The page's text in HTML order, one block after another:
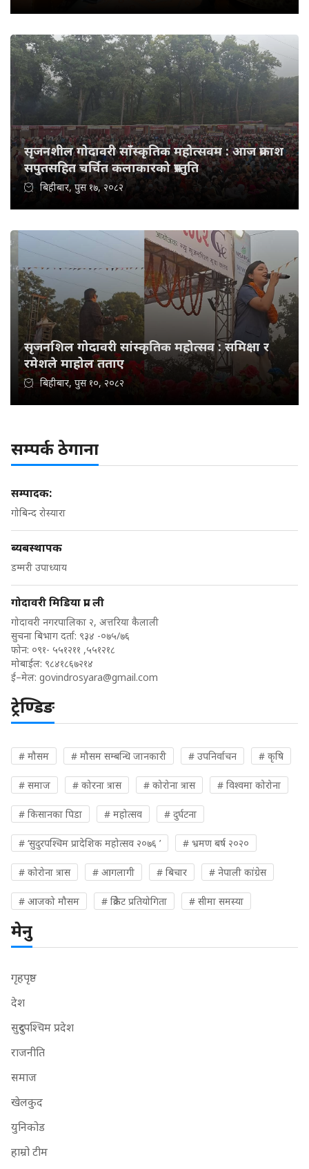
सृजनशील गोदावरी साँस्कृतिक महोत्सवम : आज प्रकाश
सपुतसहित चर्चित कलाकारको प्रस्तुति
बिहीबार, पुस १७, २०८२
सृजनशिल गोदावरी सांस्कृतिक महोत्सव : समिक्षा र
रमेशले माहोल तताए
बिहीबार, पुस १०, २०८२
सम्पर्क ठेगाना
सम्पादक:
गोबिन्द रोस्यारा
ब्यबस्थापक
डम्मरी उपाध्याय
गोदावरी मिडिया प्रा. ली
गोदावरी नगरपालिका २, अत्तरिया कैलाली
सुचना बिभाग दर्ता: ९३४ -०७५/७६
फोन: ०९१- ५५१२११ ,५५१२१८
मोबाईल: ९८४१८६७२१४
ई–मेल: govindrosyara@gmail.com
ट्रेण्डिङ
# मौसम # मौसम सम्बन्धि जानकारी # उपनिर्वाचन # कृषि
# समाज # कोरना त्रास # कोरोना त्रास # विश्वमा कोरोना
# किसानका पिडा # महोत्सव # दुर्घटना
# ‘सुदुरपश्चिम प्रादेशिक महोत्सव २०७६ ’ # भ्रमण बर्ष २०२०
# कोरोना त्रास # आगलागी # बिचार # नेपाली कांग्रेस
# आजको मौसम # क्रिकेट प्रतियोगिता # सीमा समस्या
मेनु
गृहपृष्ठ
देश
सुदुरपश्चिम प्रदेश
राजनीति
समाज
खेलकुद
युनिकोड
हाम्रो टीम